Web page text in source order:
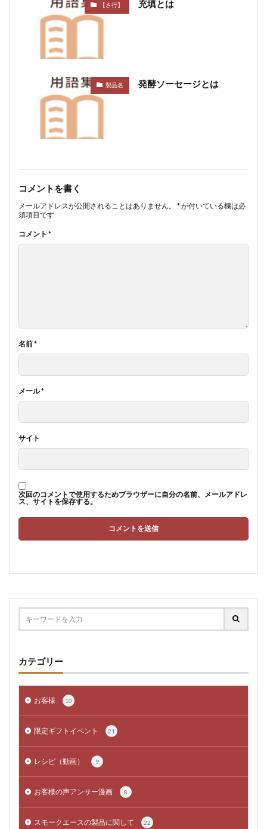
【さ行】 充填とは
製品名 発酵ソーセージとは
コメントを書く
メールアドレスが公開されることはありません。 *が付いている欄は必
須項目です
コメント *
名前*
メール*
サイト
次回のコメントで使用するためブラウザーに自分の名前、メールアドレ
ス、サイトを保存する。
カテゴリー
お客様 10
限定ギフトイベント 21
レシピ（動画） 9
お客様の声アンサー漫画 8
スモークエースの製品に関して 22